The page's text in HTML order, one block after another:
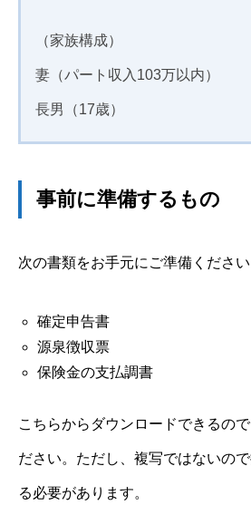
（家族構成）
妻（パート収入103万以内）
長男（17歳）
事前に準備するもの
次の書類をお手元にご準備ください
確定申告書
源泉徴収票
保険金の支払調書
こちらからダウンロードできるの
ださい。ただし、複写ではないの
る必要があります。